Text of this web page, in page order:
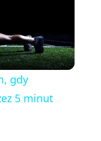
gdy
5 minut